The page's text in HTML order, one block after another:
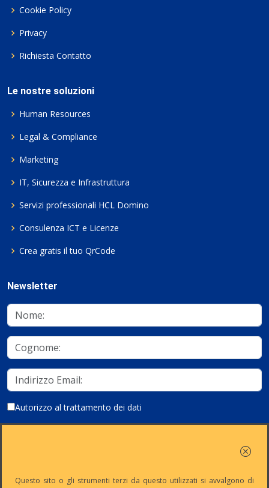
Cookie Policy
Privacy
Richiesta Contatto
Le nostre soluzioni
Human Resources
Legal & Compliance
Marketing
IT, Sicurezza e Infrastruttura
Servizi professionali HCL Domino
Consulenza ICT e Licenze
Crea gratis il tuo QrCode
Newsletter
Autorizzo al trattamento dei dati
Questo sito o gli strumenti terzi da questo utilizzati si avvalgono di